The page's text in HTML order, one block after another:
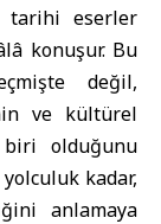
tarihi eserler
konuşur. Bu
değil,
ve kültürel
olduğunu
kadar,
anlamaya